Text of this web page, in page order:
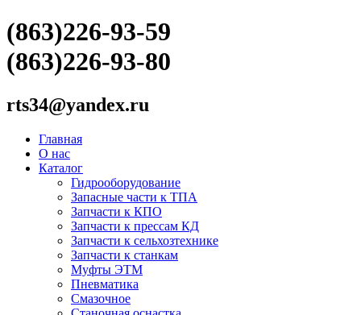
(863)226-93-59
(863)226-93-80
rts34@yandex.ru
Главная
О нас
Каталог
Гидрооборудование
Запасные части к ТПА
Запчасти к КПО
Запчасти к прессам КД
Запчасти к сельхозтехнике
Запчасти к станкам
Муфты ЭТМ
Пневматика
Смазочное